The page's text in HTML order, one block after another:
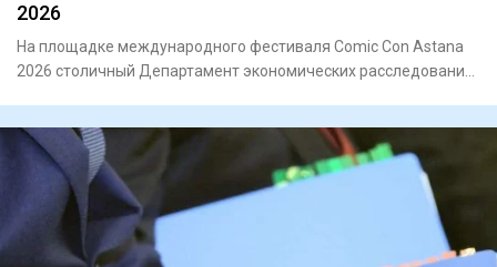
2026
На площадке международного фестиваля Comic Con Astana
2026 столичный Департамент экономических расследований